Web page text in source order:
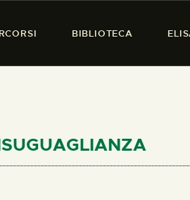
BIBLIOTECA
DONNA